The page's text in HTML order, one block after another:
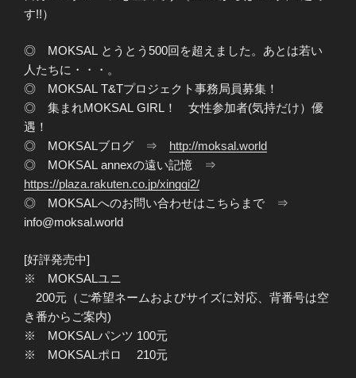
す!!）
◎ MOKSAL とうとう500回を超えました。あとは若い
人たちに・・・。
◎ MOKSAL T&Tプロジェクト事務局員募集！
◎ 集まれMOKSAL GIRL！ 女性参加者(気持だけ）優
遇！
◎ MOKSALブログ ⇒ http://moksal.world
◎ MOKSAL annexの遠い記憶 ⇒
https://plaza.rakuten.co.jp/xingqi2/
◎ MOKSALへのお問い合わせはこちらまで ⇒
info@moksal.world
[好評発売中]
※ MOKSALユニ
200元（ご希望ネームおよびサイズに対応、背番号は空
き番からご案内)
※ MOKSALパンツ 100元
※ MOKSALポロ 210元